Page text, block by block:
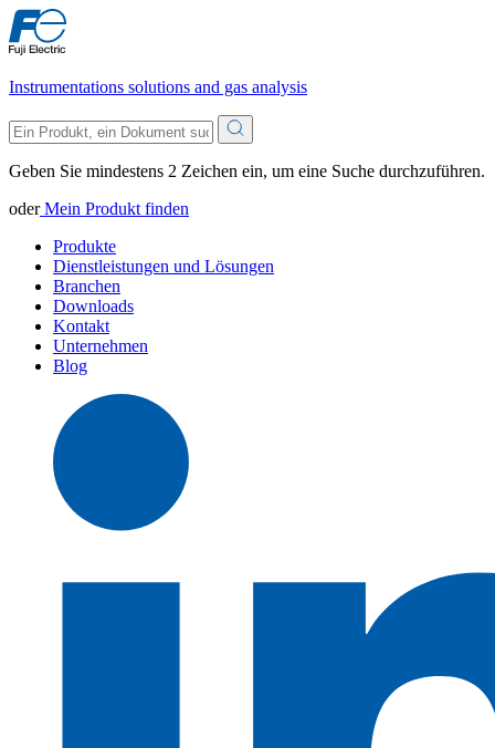
Instrumentations solutions and gas analysis
Geben Sie mindestens 2 Zeichen ein, um eine Suche durchzuführen.
oderMein Produkt finden
Produkte
Dienstleistungen und Lösungen
Branchen
Downloads
Kontakt
Unternehmen
Blog